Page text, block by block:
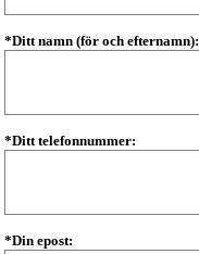
*Ditt namn (för och efternamn):
*Ditt telefonnummer:
*Din epost: